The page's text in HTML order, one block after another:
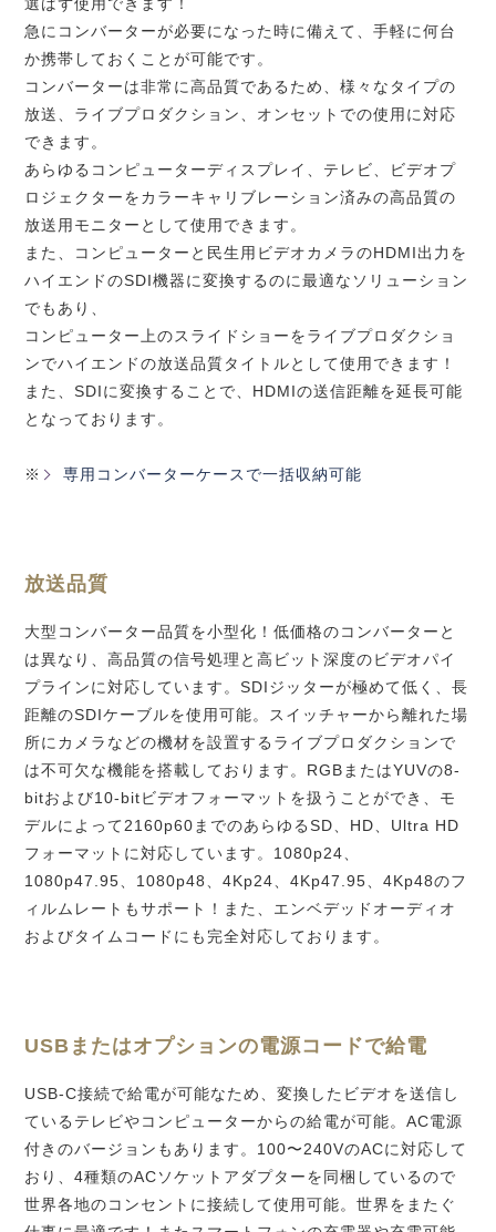
急にコンバーターが必要になった時に備えて、手軽に何台
か携帯しておくことが可能です。
コンバーターは非常に高品質であるため、様々なタイプの
放送、ライブプロダクション、オンセットでの使用に対応
できます。
あらゆるコンピューターディスプレイ、テレビ、ビデオプ
ロジェクターをカラーキャリブレーション済みの高品質の
放送用モニターとして使用できます。
また、コンピューターと民生用ビデオカメラのHDMI出力を
ハイエンドのSDI機器に変換するのに最適なソリューション
でもあり、
コンピューター上のスライドショーをライブプロダクショ
ンでハイエンドの放送品質タイトルとして使用できます！
また、SDIに変換することで、HDMIの送信距離を延長可能
となっております。
※ 専用コンバーターケースで一括収納可能
放送品質
大型コンバーター品質を小型化！低価格のコンバーターと
は異なり、高品質の信号処理と高ビット深度のビデオパイ
プラインに対応しています。SDIジッターが極めて低く、長
距離のSDIケーブルを使用可能。スイッチャーから離れた場
所にカメラなどの機材を設置するライブプロダクションで
は不可欠な機能を搭載しております。RGBまたはYUVの8-
bitおよび10-bitビデオフォーマットを扱うことができ、モ
デルによって2160p60までのあらゆるSD、HD、Ultra HD
フォーマットに対応しています。1080p24、
1080p47.95、1080p48、4Kp24、4Kp47.95、4Kp48のフ
ィルムレートもサポート！また、エンベデッドオーディオ
およびタイムコードにも完全対応しております。
USBまたはオプションの電源コードで給電
USB-C接続で給電が可能なため、変換したビデオを送信し
ているテレビやコンピューターからの給電が可能。AC電源
付きのバージョンもあります。100〜240VのACに対応して
おり、4種類のACソケットアダプターを同梱しているので
世界各地のコンセントに接続して使用可能。世界をまたぐ